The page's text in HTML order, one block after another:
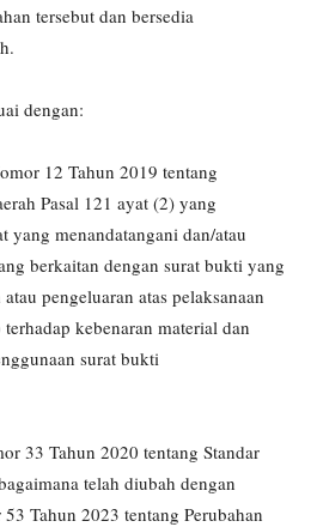
tersebut dan bersedia
dengan:
12 Tahun 2019 tentang
Pasal 121 ayat (2) yang
yang menandatangani dan/atau
berkaitan dengan surat bukti yang
pengeluaran atas pelaksanaan
kebenaran material dan
surat bukti
33 Tahun 2020 tentang Standar
telah diubah dengan
Tahun 2023 tentang Perubahan